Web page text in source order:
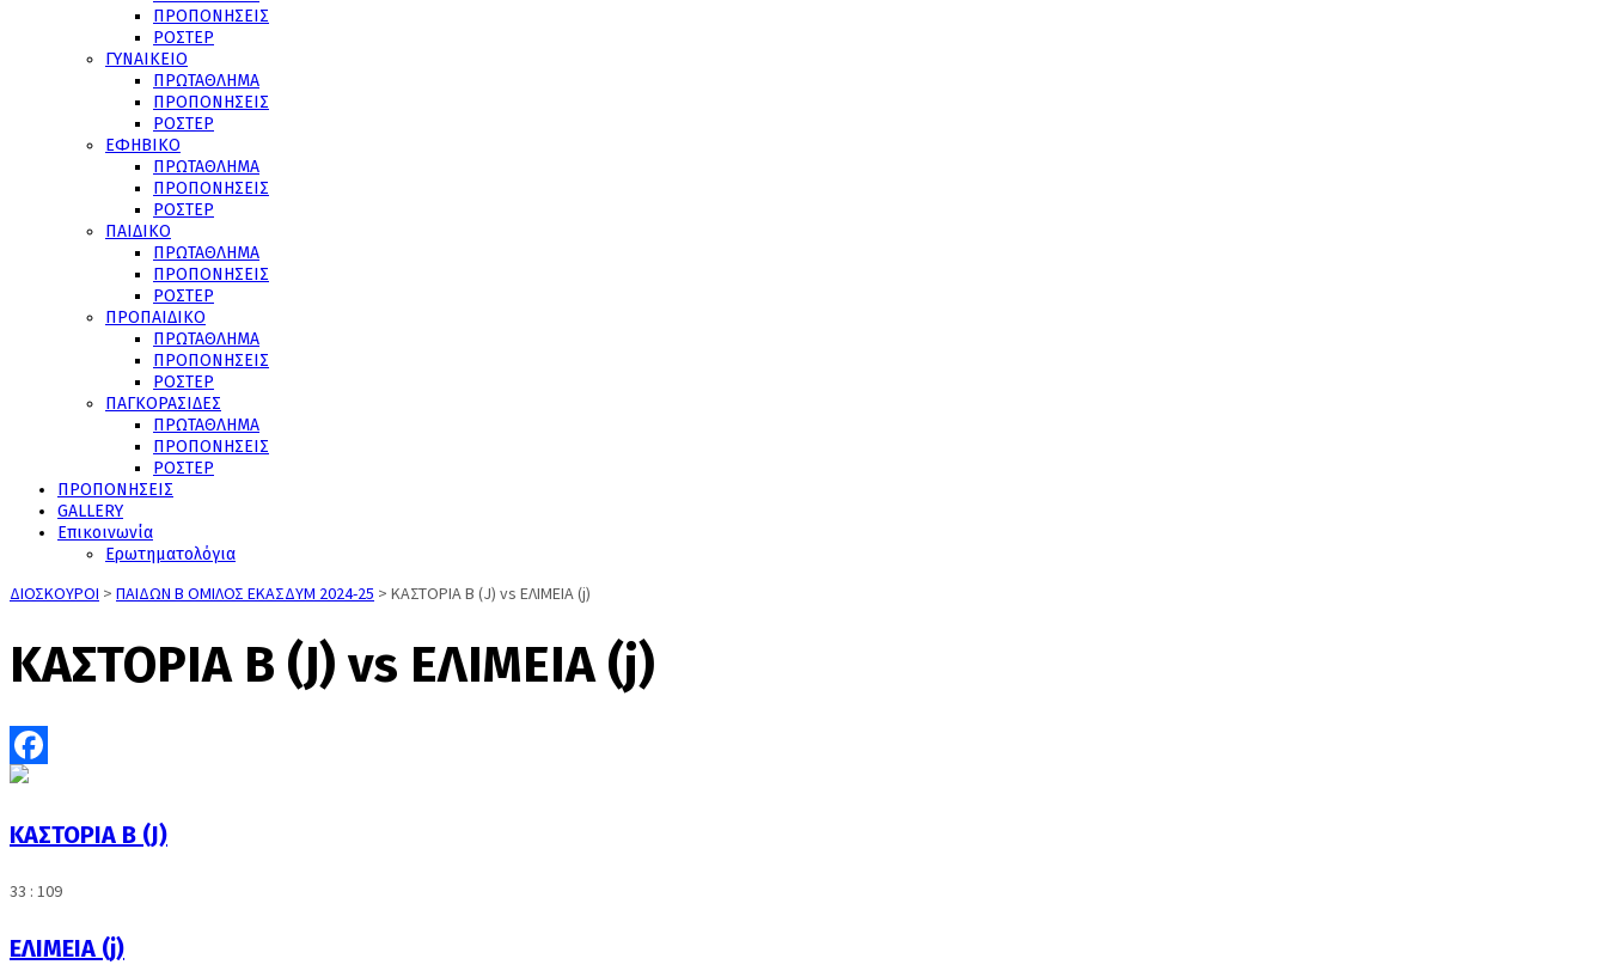
ΠΡΟΠΟΝΗΣΕΙΣ
ΡΟΣΤΕΡ
ΓΥΝΑΙΚΕΙΟ
ΠΡΩΤΑΘΛΗΜΑ
ΠΡΟΠΟΝΗΣΕΙΣ
ΡΟΣΤΕΡ
ΕΦΗΒΙΚΟ
ΠΡΩΤΑΘΛΗΜΑ
ΠΡΟΠΟΝΗΣΕΙΣ
ΡΟΣΤΕΡ
ΠΑΙΔΙΚΟ
ΠΡΩΤΑΘΛΗΜΑ
ΠΡΟΠΟΝΗΣΕΙΣ
ΡΟΣΤΕΡ
ΠΡΟΠΑΙΔΙΚΟ
ΠΡΩΤΑΘΛΗΜΑ
ΠΡΟΠΟΝΗΣΕΙΣ
ΡΟΣΤΕΡ
ΠΑΓΚΟΡΑΣΙΔΕΣ
ΠΡΩΤΑΘΛΗΜΑ
ΠΡΟΠΟΝΗΣΕΙΣ
ΡΟΣΤΕΡ
ΠΡΟΠΟΝΗΣΕΙΣ
GALLERY
Επικοινωνία
Ερωτηματολόγια
ΔΙΟΣΚΟΥΡΟΙ > ΠΑΙΔΩΝ Β ΟΜΙΛΟΣ ΕΚΑΣΔΥΜ 2024-25 > ΚΑΣΤΟΡΙΑ Β (J) vs ΕΛΙΜΕΙΑ (j)
ΚΑΣΤΟΡΙΑ Β (J) vs ΕΛΙΜΕΙΑ (j)
Facebook
ΚΑΣΤΟΡΙΑ Β (J)
33 : 109
ΕΛΙΜΕΙΑ (j)